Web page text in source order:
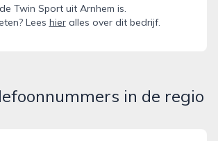
de Twin Sport uit Arnhem is.
Lees hieralles over dit bedrijf.
in de regio